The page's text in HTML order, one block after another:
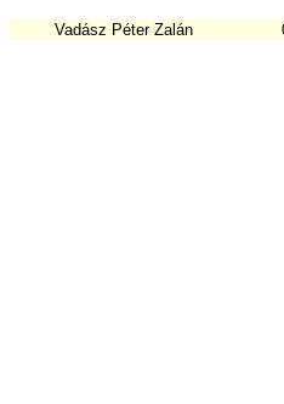
Vadász Péter Zalán